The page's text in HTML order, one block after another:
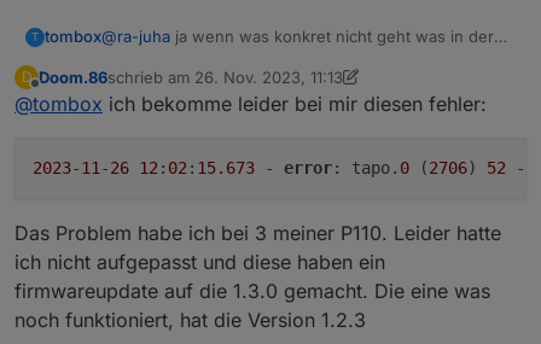
T tombox@ra-juha ja wenn was konkret nicht geht was in der
D
Offline
Doom.86schrieb am 26. Nov. 2023, 11:13
zuletzt editiert von Doom.86
@tombox ich bekomme leider bei mir diesen fehler:
2023-11-26 12: 02: 15.673 - error: tapo. 0 (2706) 52 -
Das Problem habe ich bei 3 meiner P110. Leider hatte
ich nicht aufgepasst und diese haben ein
firmwareupdate auf die 1.3.0 gemacht. Die eine was
noch funktioniert, hat die Version 1.2.3